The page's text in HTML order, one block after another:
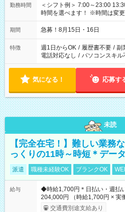
勤務時間
＜シフト例＞ 7:00～23:00 13:30～22:00 上記の
時間を選べます！ ※時間は変
期間 急募！8月15日・16日
特徴 週1日からOK / 履歴書不要 / 副
電話対応なし / パソコンスキル
気になる！ 応募す
未読
【完全在宅！】難しい業務
っくりの11時～時短＊デー
派遣 職種未経験OK ブランクOK
給与
◆時給1,700円＊日払い・週払
204,000円 （時給1,700円 × 実
交通費別途支給あり